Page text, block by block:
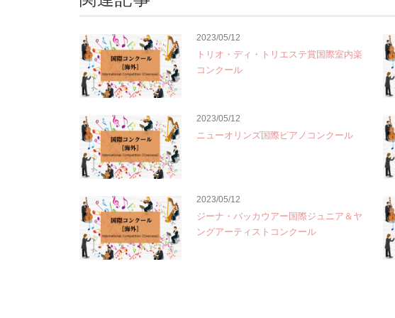
2023/05/12
トリオ・ディ・トリエステ賞国際室内楽
コンクール
2023/05/12
ニューオリンズ国際ピアノコンクール
2023/05/12
ジーナ・バッカウアー国際ジュニア＆ヤ
ングアーティストコンクール